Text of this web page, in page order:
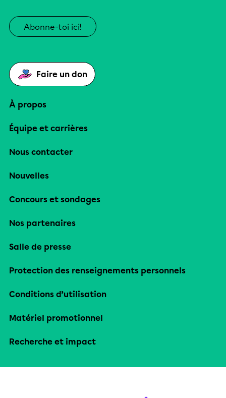
Abonne-toi ici!
Faire un don
À propos
Équipe et carrières
Nous contacter
Nouvelles
Concours et sondages
Nos partenaires
Salle de presse
Protection des renseignements personnels
Conditions d’utilisation
Matériel promotionnel
Recherche et impact